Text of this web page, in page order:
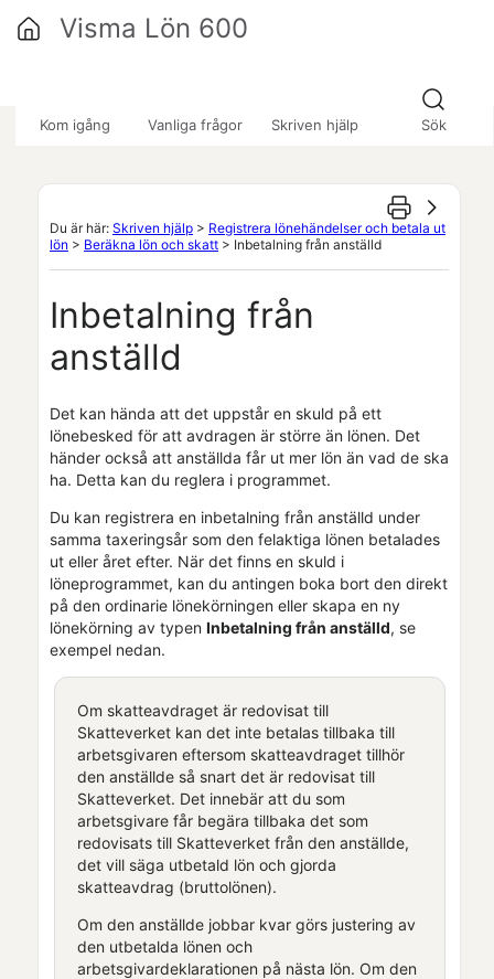
Kom igång Vanliga frågor Skriven hjälp Sök
Visma Lön 600
Du är här: Skriven hjälp > Registrera lönehändelser och betala ut
lön > Beräkna lön och skatt > Inbetalning från anställd
Inbetalning från
anställd
Det kan hända att det uppstår en skuld på ett
lönebesked för att avdragen är större än lönen. Det
händer också att anställda får ut mer lön än vad de ska
ha. Detta kan du reglera i programmet.
Du kan registrera en inbetalning från anställd under
samma taxeringsår som den felaktiga lönen betalades
ut eller året efter. När det finns en skuld i
löneprogrammet, kan du antingen boka bort den direkt
på den ordinarie lönekörningen eller skapa en ny
lönekörning av typen Inbetalning från anställd, se
exempel nedan.
Om skatteavdraget är redovisat till
Skatteverket kan det inte betalas tillbaka till
arbetsgivaren eftersom skatteavdraget tillhör
den anställde så snart det är redovisat till
Skatteverket. Det innebär att du som
arbetsgivare får begära tillbaka det som
redovisats till Skatteverket från den anställde,
det vill säga utbetald lön och gjorda
skatteavdrag (bruttolönen).
Om den anställde jobbar kvar görs justering av
den utbetalda lönen och
arbetsgivardeklarationen på nästa lön. Om den